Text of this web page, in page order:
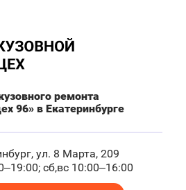
ремонта
96» в Екатеринбурге
ул. 8 Марта, 209
сб,вс 10:00–16:00